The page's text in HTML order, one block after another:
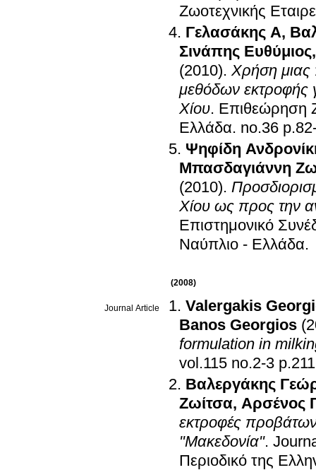
Ζωοτεχνικής
Γελασάκης Α,
Σινάπης Ευθύμιος
(2010).Χρήση μιας
μεθόδων εκτροφής
Χίου. Επιθεώρηση
Ελλάδα.
no.36
Ψηφίδη
Μπασδαγιάννη
(2010).
Χίου ως προς την
Επιστημονικό
Ναύπλιο - Ελλάδα.
(2008)
Journal Article
Valergakis
Banos Georgios
formulation in
vol.115
Βαλεργάκης
Ζωίτσα, Αρσένος
εκτροφές
"Μακεδονία".
Περιοδικό της